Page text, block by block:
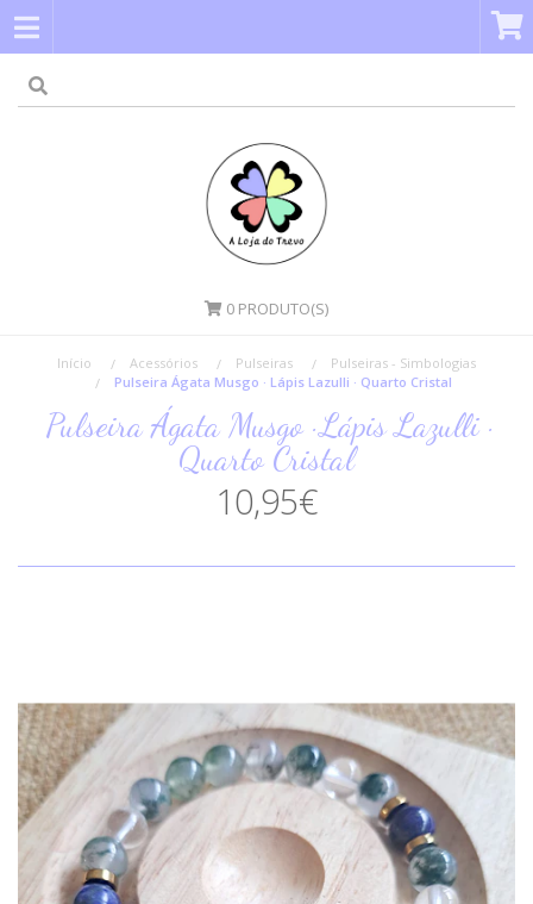
0 PRODUTO(S)
Início Acessórios Pulseiras
Pulseiras - Simbologias
Pulseira Ágata Musgo · Lápis Lazulli · Quarto Cristal
Pulseira Ágata Musgo · Lápis Lazulli ·
Quarto Cristal
10,95€